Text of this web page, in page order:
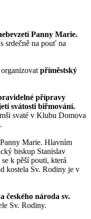
Panny Marie.
srdečně na pouť na
příměstský
přípravy
svátosti biřmování.
svaté v Klubu Domova
Marie. Hlavním
biskup Stanislav
k pěší pouti, která
kostela Sv. Rodiny je v
českého národa sv.
Sv. Rodiny.